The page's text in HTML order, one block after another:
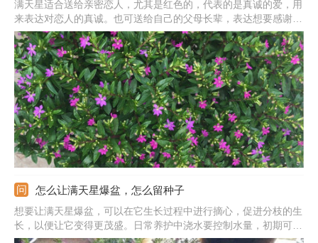
满天星适合送给亲密恋人，尤其是红色的，代表的是真诚的爱，用
来表达对恋人的真诚。也可送给自己的父母长辈，表达想要感谢对
方长时间的照顾。还可送给朋友同学，表达的是对逝去的青春的怀
念。此外，送给暗恋的人也不错，表达不敢倾诉的默默的爱。注意
它的花色朵，花色不同代表的意思不同，送人前要清楚每种颜色的
意思。
怎么让满天星爆盆，怎么留种子
想要让满天星爆盆，可以在它生长过程中进行摘心，促进分枝的生
长，以便让它变得更茂盛。日常养护中浇水要控制水量，初期可以
适当多浇，长成后就要减少浇水，以免引起植株徒长。另外还要注